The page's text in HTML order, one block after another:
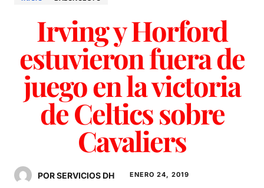
Irving y Horford
estuvieron fuera de
juego en la victoria
de Celtics sobre
Cavaliers
POR SERVICIOS DH ENERO 24, 2019